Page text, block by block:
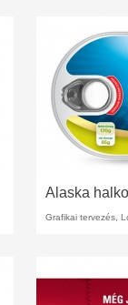
Alaska
Grafikai tervezés,